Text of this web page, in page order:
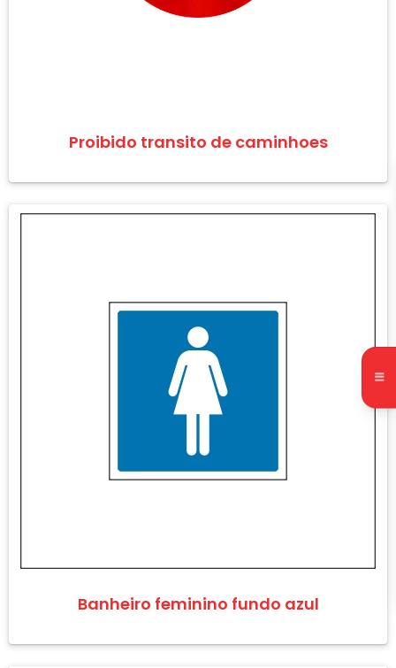
Proibido transito de caminhoes
Banheiro feminino fundo azul